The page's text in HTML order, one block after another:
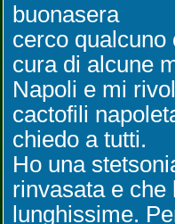
buonasera
cerco qualcuno
cura di alcune
Napoli e mi
cactofili
chiedo a tutti.
Ho una
rinvasata e che
lunghissime.